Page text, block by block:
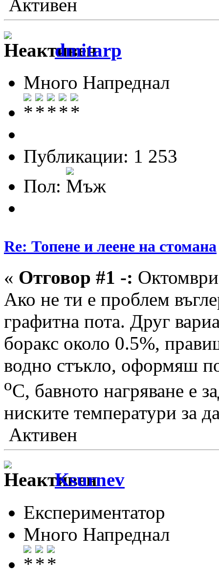
Активен
dmitarp
Много Напреднал
Публикации: 1 253
Пол:
Re: Топене и леене на стомана
« Отговор #1 -:
Ако не ти е проблем
графитна пота. Друг
боракс около 0.5%,
водно стъкло, оформяш
оС, бавното нагряване е
ниските температури за
Активен
Ksurnev
Експериментатор
Много Напреднал